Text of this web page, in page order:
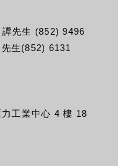
先生 (852) 9496
生(852) 6131
工業中心 4 樓 18